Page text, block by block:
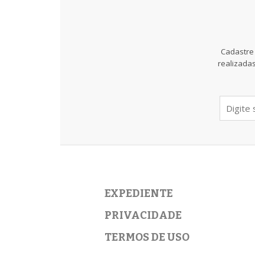
EXPEDIENTE
PRIVACIDADE
TERMOS DE USO